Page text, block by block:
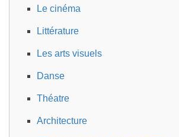
Le cinéma
Littérature
Les arts visuels
Danse
Théatre
Architecture